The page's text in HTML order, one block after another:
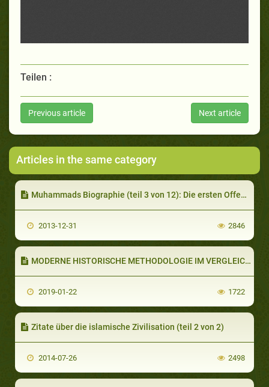
Teilen :
Previous article Next article
Articles in the same category
Muhammads Biographie (teil 3 von 12): Die ersten Offenbarungen
2013-12-31 2846
MODERNE HISTORISCHE METHODOLOGIE IM VERGLEICH ZUR HADITH METHODOLOGIE (TEIL 2 VON 5): INNERE BEURTEILUNG
2019-01-22 1722
Zitate über die islamische Zivilisation (teil 2 von 2)
2014-07-26 2498